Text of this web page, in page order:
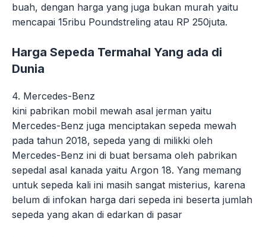
buah, dengan harga yang juga bukan murah yaitu
mencapai 15ribu Poundstreling atau RP 250juta.
Harga Sepeda Termahal Yang ada di
Dunia
4. Mercedes-Benz
kini pabrikan mobil mewah asal jerman yaitu
Mercedes-Benz juga menciptakan sepeda mewah
pada tahun 2018, sepeda yang di milikki oleh
Mercedes-Benz ini di buat bersama oleh pabrikan
sepedal asal kanada yaitu Argon 18. Yang memang
untuk sepeda kali ini masih sangat misterius, karena
belum di infokan harga dari sepeda ini beserta jumlah
sepeda yang akan di edarkan di pasar